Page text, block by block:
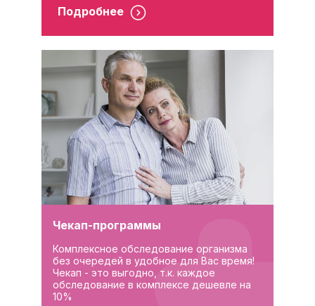
Подробнее
Чекап-программы
Комплексное обследование организма
без очередей в удобное для Вас время!
Чекап - это выгодно, т.к. каждое
обследование в комплексе дешевле на
10%